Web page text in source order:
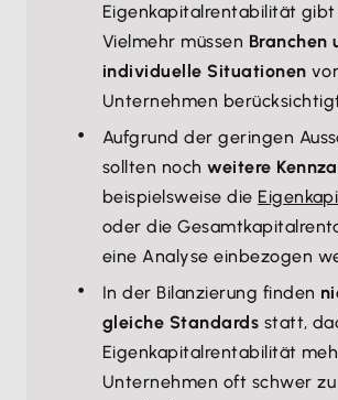
Eigenkapitalrentabilität gibt
Vielmehr müssen Branchen
individuelle Situationen
Unternehmen
Aufgrund der geringen
sollten nochweitere
beispielsweise die
oder die
eine Analyse einbezogen
In der Bilanzierung finden
gleiche Standards statt,
Eigenkapitalrentabilität
Unternehmen oft schwer zu